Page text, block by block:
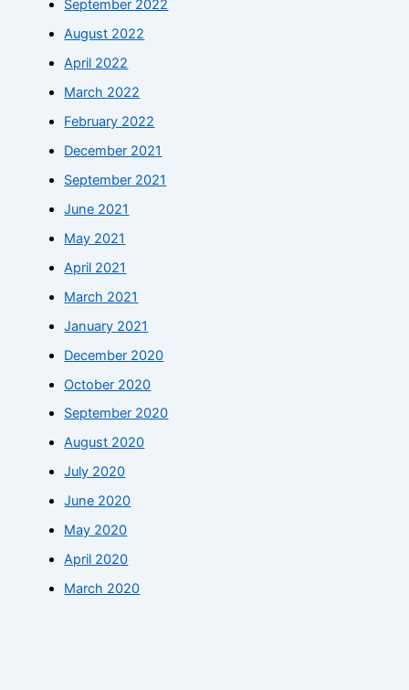
September 2022
August 2022
April 2022
March 2022
February 2022
December 2021
September 2021
June 2021
May 2021
April 2021
March 2021
January 2021
December 2020
October 2020
September 2020
August 2020
July 2020
June 2020
May 2020
April 2020
March 2020